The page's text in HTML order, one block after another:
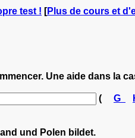
test ! [Plus de cours et
Une aide dans la
( G
und Polen bildet.